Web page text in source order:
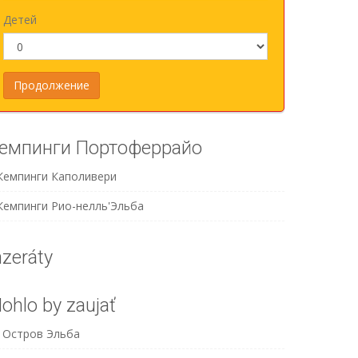
Детей
Портоферрайо
Каполивери
Рио-нелль'Эльба
by zaujať
Остров Эльба